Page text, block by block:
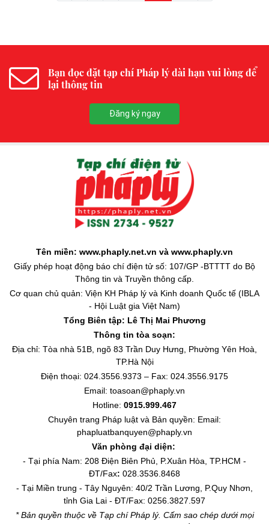
Bạn đọc đặt tạp chí Pháp lý dài hạn vui lòng để
lại thông tin
Đăng ký ngay
Tên miền: www.phaply.net.vn và www.phaply.vn
Giấy phép hoạt động báo chí điện tử số: 107/GP -BTTTT do Bộ
Thông tin và Truyền thông cấp.
Cơ quan chủ quản: Viện KH Pháp lý và Kinh doanh Quốc tế (IBLA
- Hội Luật gia Việt Nam)
Tổng Biên tập: Lê Thị Mai Phương
Thông tin tòa soạn:
Địa chỉ: Tòa nhà 51B, ngõ 83 Trần Duy Hưng, Phường Yên Hoà,
TP.Hà Nội
Điện thoại: 024.3556.9373 – Fax: 024.3556.9175
Email: toasoan@phaply.vn
Hotline: 0915.999.467
Chuyên trang Pháp luật và Bản quyền: Email:
phapluatbanquyen@phaply.vn
Văn phòng đại diện:
- Tại phía Nam: 208 Điện Biên Phủ, P.Xuân Hòa, TP.HCM -
ĐT/Fax: 028.3536.8468
- Tại Miền trung - Tây Nguyên: 40/2 Trần Lương, P.Quy Nhơn,
tỉnh Gia Lai - ĐT/Fax: 0256.3827.597
* Bản quyền thuộc về Tạp chí Pháp lý. Cấm sao chép dưới mọi